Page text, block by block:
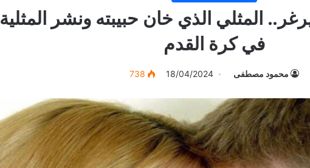
المثلي الذي خان حبيبته ونشر المثلية
في كرة القدم
محمود مصطفى 18/04/2024
738